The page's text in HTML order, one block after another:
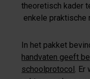
theoretisch kader
enkele praktische
In het pakket
handvaten geeft
schoolprotocol. Er